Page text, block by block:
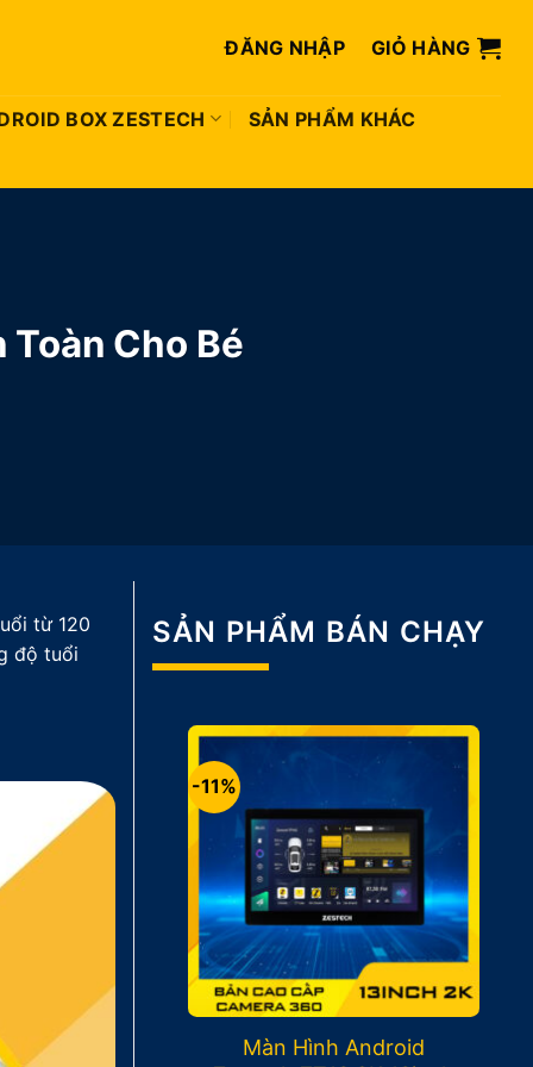
ĐĂNG NHẬP GIỎ HÀNG
BOX ZESTECH
SẢN PHẨM KHÁC
Toàn Cho Bé
từ 120
độ tuổi
SẢN PHẨM BÁN CHẠY
-11%
Màn Hình Android